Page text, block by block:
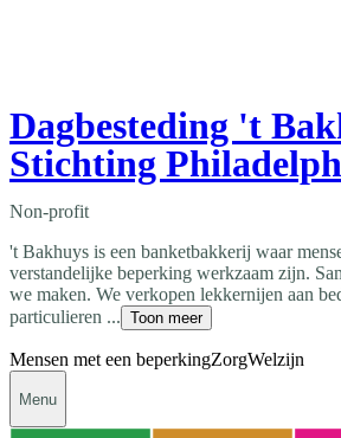
Dagbesteding 't
Stichting
Non-profit
't Bakhuys is een banketbakkerij waar
verstandelijke beperking werkzaam zijn.
we maken. We verkopen lekkernijen aan
particulieren ... Toon meer
Mensen met een beperkingZorgWelzijn
Menu